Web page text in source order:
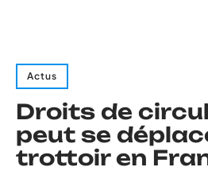
Actus
Droits de
peut se
trottoir en